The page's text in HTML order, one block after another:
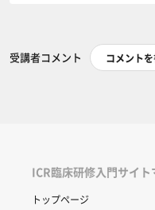
受講者コメント コメントを
ICR臨床研修入門サイト
トップページ